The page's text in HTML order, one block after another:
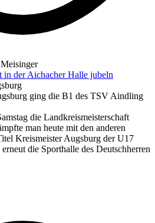
in der Aichacher Halle jubeln
ging die B1 des TSV Aindling
die Landkreismeisterschaft
man heute mit den anderen
Kreismeister Augsburg der U17
die Sporthalle des Deutschherren